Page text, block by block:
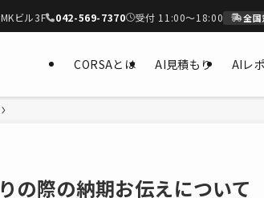
ビル3F 042-569-7370 受付 11:00〜18:00 全国
CORSAとは AI見積もり AIレ
の際の納期お伝えについて